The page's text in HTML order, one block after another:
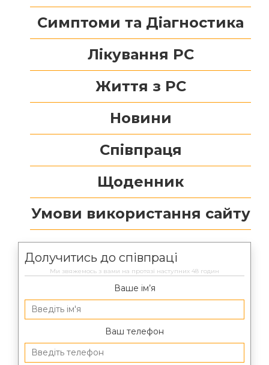
Симптоми та Діагностика
Лікування РС
Життя з РС
Новини
Співпраця
Щоденник
Умови використання сайту
Долучитись до співпраці
Ми звяжемось з вами на протязі наступних 48 годин
Ваше ім’я
Ваш телефон